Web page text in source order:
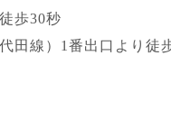
歩30秒
田線）1番出口より徒